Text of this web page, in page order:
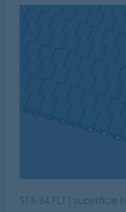
S13-34 FLT | superficie